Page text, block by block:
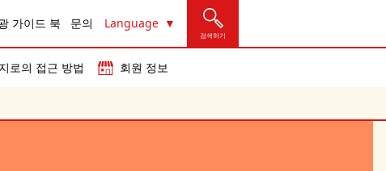
가이드 북 문의 Language
검색하기
로의 접근 방법 회원 정보